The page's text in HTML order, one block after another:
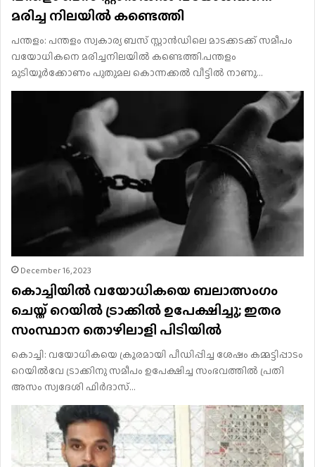
മരിച്ച നിലയിൽ കണ്ടെത്തി
പന്തളം: പന്തളം സ്വകാര്യ ബസ് സ്റ്റാൻഡിലെ മാടക്കടക്ക് സമീപം
വയോധികനെ മരിച്ചനിലയിൽ കണ്ടെത്തി.പന്തളം
മുടിയൂർക്കോണം പുതുമല കൊന്നക്കൽ വീട്ടിൽ നാണു…
December 16, 2023
കൊച്ചിയിൽ വയോധികയെ ബലാത്സംഗം
ചെയ്ത് റെയിൽ ട്രാക്കിൽ ഉപേക്ഷിച്ചു; ഇതര
സംസ്ഥാന തൊഴിലാളി പിടിയിൽ
കൊച്ചി: വയോധികയെ ക്രൂരമായി പീഡിപ്പിച്ച ശേഷം കമ്മട്ടിപ്പാടം
റെയിൽവേ ട്രാക്കിനു സമീപം ഉപേക്ഷിച്ച സംഭവത്തിൽ പ്രതി
അസം സ്വദേശി ഫിർദാസ്…